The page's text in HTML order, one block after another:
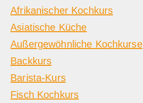
Afrikanischer Kochkurs
Asiatische Küche
Außergewöhnliche Kochkurse
Backkurs
Barista-Kurs
Fisch Kochkurs